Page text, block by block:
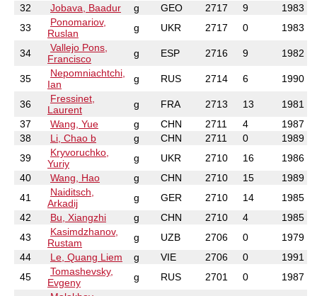
32
Jobava, Baadur g GEO 2717 9
1983
33
Ponomariov,
Ruslan
g UKR 2717 0 1983
34
Vallejo Pons,
Francisco
g ESP 2716 9 1982
35
Nepomniachtchi,
Ian
g RUS 2714 6 1990
36
Fressinet,
Laurent
g FRA 2713 13
1981
37
Wang, Yue g CHN 2711 4
1987
38
Li, Chao b g CHN 2711 0
1989
39
Kryvoruchko,
Yuriy
g UKR 2710 16
1986
40
Wang, Hao g CHN 2710 15
1989
41
Naiditsch,
Arkadij
g GER 2710 14
1985
42
Bu, Xiangzhi g CHN 2710 4
1985
43
Kasimdzhanov,
Rustam
g UZB 2706 0
1979
44
Le, Quang Liem g VIE 2706 0
1991
45
Tomashevsky,
Evgeny
g RUS 2701 0 1987